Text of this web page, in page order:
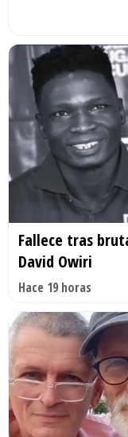
Fallece tras
David Owiri
Hace 19 horas